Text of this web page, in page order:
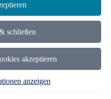
schließen
akzeptieren
anzeigen